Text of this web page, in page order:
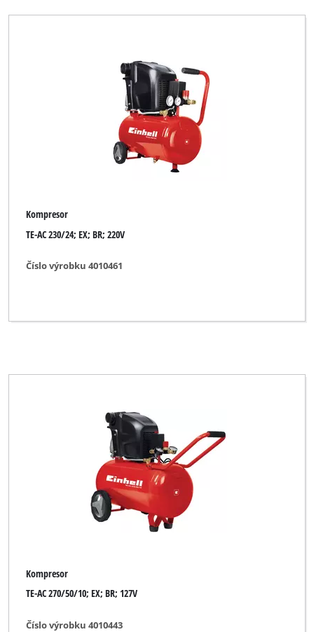
Kompresor
TE-AC 230/24; EX; BR; 220V
Číslo výrobku 4010461
Kompresor
TE-AC 270/50/10; EX; BR; 127V
Číslo výrobku 4010443